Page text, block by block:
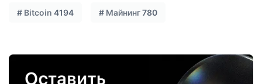
# Bitcoin 4194 # Майнинг780